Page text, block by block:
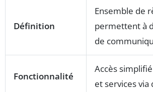
Définition
Ensemble de
permettent à
de
Fonctionnalité
Accès
et services via